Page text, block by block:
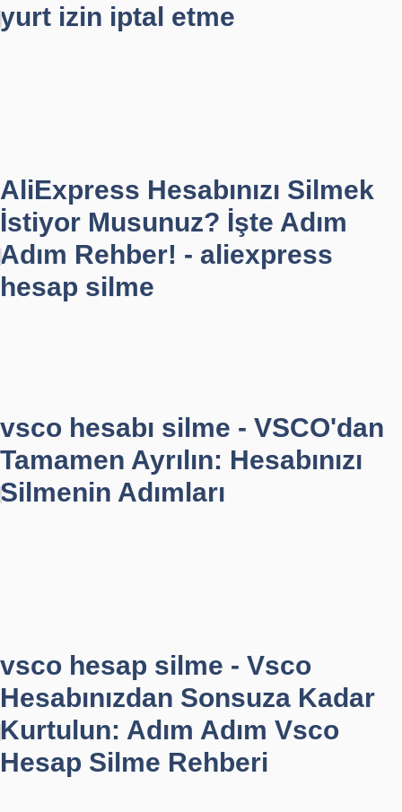
yurt izin iptal etme
AliExpress Hesabınızı Silmek
İstiyor Musunuz? İşte Adım
Adım Rehber! - aliexpress
hesap silme
vsco hesabı silme - VSCO'dan
Tamamen Ayrılın: Hesabınızı
Silmenin Adımları
vsco hesap silme - Vsco
Hesabınızdan Sonsuza Kadar
Kurtulun: Adım Adım Vsco
Hesap Silme Rehberi